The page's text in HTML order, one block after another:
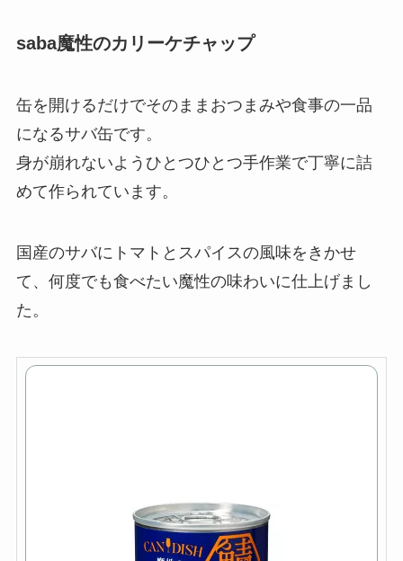
saba魔性のカリーケチャップ
缶を開けるだけでそのままおつまみや食事の一品
になるサバ缶です。
身が崩れないようひとつひとつ手作業で丁寧に詰
めて作られています。
国産のサバにトマトとスパイスの風味をきかせ
て、何度でも食べたい魔性の味わいに仕上げまし
た。